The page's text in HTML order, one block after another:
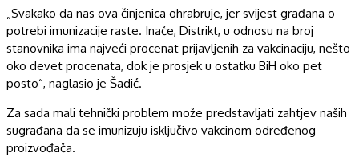
„Svakako da nas ova činjenica ohrabruje, jer svijest građana o
potrebi imunizacije raste. Inače, Distrikt, u odnosu na broj
stanovnika ima najveći procenat prijavljenih za vakcinaciju, nešto
oko devet procenata, dok je prosjek u ostatku BiH oko pet
posto“, naglasio je Šadić.
Za sada mali tehnički problem može predstavljati zahtjev naših
sugrađana da se imunizuju isključivo vakcinom određenog
proizvođača.